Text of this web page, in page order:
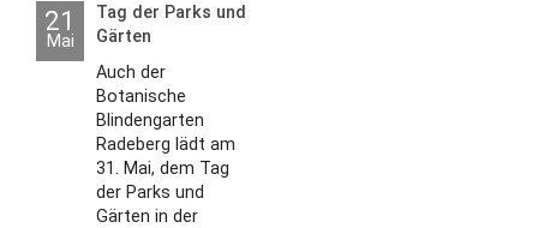
21
Mai
Tag der Parks und
Gärten
Auch der
Botanische
Blindengarten
Radeberg lädt am
31. Mai, dem Tag
der Parks und
Gärten in der